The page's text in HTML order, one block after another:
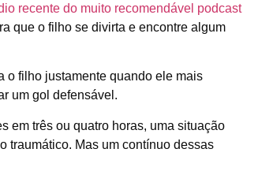
recente do muito recomendável podcast
que o filho se divirta e encontre algum
o filho justamente quando ele mais
um gol defensável.
em três ou quatro horas, uma situação
traumático. Mas um contínuo dessas